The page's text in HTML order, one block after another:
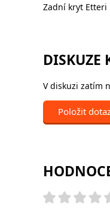
Zadní kryt Etteri
DISKUZE
V diskuzi zatím
Položit